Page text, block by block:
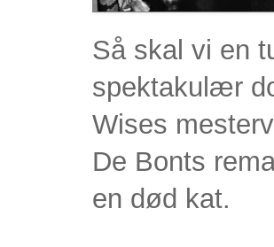
Så skal vi en
spektakulær
Wises
De Bonts
en død kat.